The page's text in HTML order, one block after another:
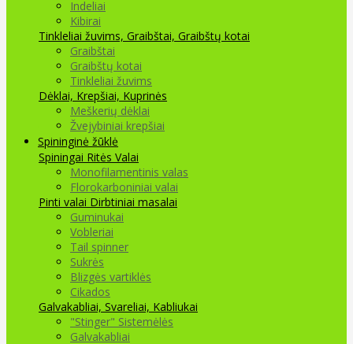
Indeliai
Kibirai
Tinkleliai žuvims, Graibštai, Graibštų kotai
Graibštai
Graibštų kotai
Tinkleliai žuvims
Dėklai, Krepšiai, Kuprinės
Meškerių dėklai
Žvejybiniai krepšiai
Spininginė žūklė
Spiningai Ritės Valai
Monofilamentinis valas
Florokarboniniai valai
Pinti valai Dirbtiniai masalai
Guminukai
Vobleriai
Tail spinner
Sukrės
Blizgės vartiklės
Cikados
Galvakabliai, Svareliai, Kabliukai
"Stinger" Sistemėlės
Galvakabliai